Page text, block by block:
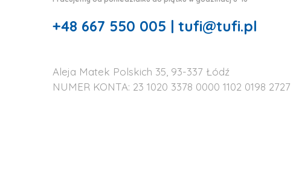
+48 667 550 005 | tufi@tufi.pl
Aleja Matek Polskich 35, 93-337 Łódź
NUMER KONTA: 23 1020 3378 0000 1102 0198 2727